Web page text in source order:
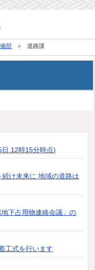
部 道路課
12時15分時点)
け未来に 地域の道路は
地下占用物連絡会議」の
工式を行います